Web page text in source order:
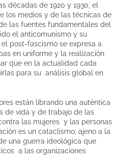
décadas de 1920 y 1930, el
los medios y de las técnicas de
las fuentes fundamentales del
el anticomunismo y su
post-fascismo se expresa a
en uniforme y la realización
que en la actualidad cada
para su análisis global en
están librando una auténtica
de vida y de trabajo de las
las mujeres y las personas
es un cataclismo, ajeno a la
una guerra ideológica que
a las organizaciones